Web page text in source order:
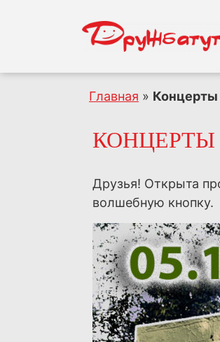
Главная » Концерты
КОНЦЕРТЫ
Друзья! Открыта
волшебную кнопку.